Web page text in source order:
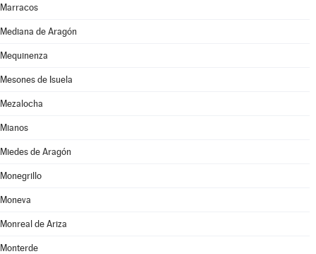
Marracos
Mediana de Aragón
Mequinenza
Mesones de Isuela
Mezalocha
Mianos
Miedes de Aragón
Monegrillo
Moneva
Monreal de Ariza
Monterde